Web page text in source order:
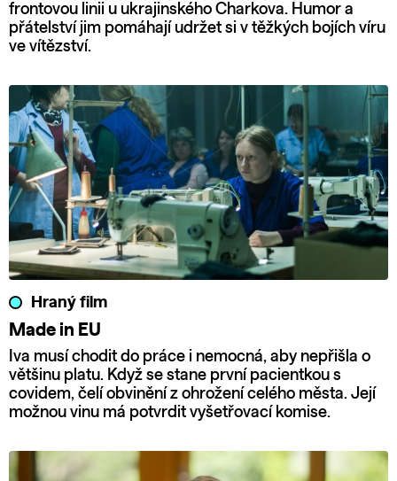
frontovou linii u ukrajinského Charkova. Humor a
přátelství jim pomáhají udržet si v těžkých bojích víru
ve vítězství.
Hraný film
Made in EU
Iva musí chodit do práce i nemocná, aby nepřišla o
většinu platu. Když se stane první pacientkou s
covidem, čelí obvinění z ohrožení celého města. Její
možnou vinu má potvrdit vyšetřovací komise.